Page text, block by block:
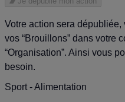
Votre action sera
vos “Brouillons” dans votre
“Organisation”. Ainsi vous
besoin.
Sport - Alimentation